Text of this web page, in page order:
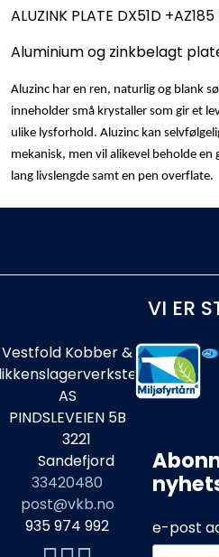
ALUZINK PLATE DX51D
Aluminium og zinkbelagt
Aluzinc har en ren, naturlig og blank
inneholder små krystaller som gir et
ulike lysforhold. Aluzinc kan
mekanisk, men vil alikevel beholde
lang livslengde samt en pen overflate.
VI ER
Vestfold Kobber &
AS
PINDSLEVEIEN 5B
3221
Sandefjord
33420480
post@vkb.no
935 974 992
e-post